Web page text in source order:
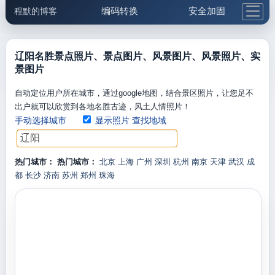
程默的博客 编码转换 安全加固
邮件工具 生活便民 更多工具
辽阳名胜景点照片、景点图片、风景图片、风景照片、实
景图片
自动定位用户所在城市，通过google地图，结合景区照片，让您足不
出户就可以欣赏到各地名胜古迹，风土人情照片！
手动选择城市 显示照片 查找地域
热门城市： 热门城市： 北京 上海 广州 深圳 杭州 南京 天津 武汉 成
都 长沙 济南 苏州 郑州 珠海